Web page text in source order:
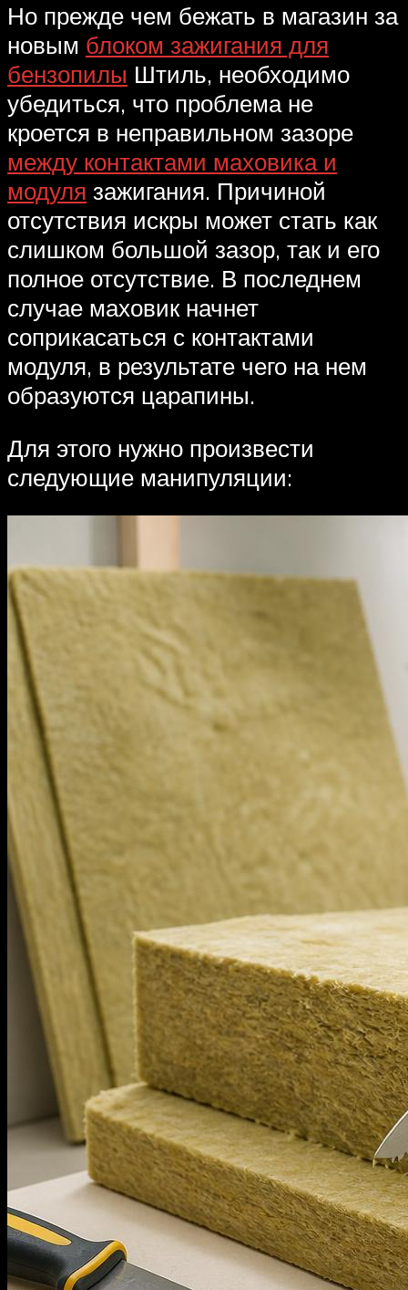
Но прежде чем бежать в магазин за
новым блоком зажигания для
бензопилы Штиль, необходимо
убедиться, что проблема не
кроется в неправильном зазоре
между контактами маховика и
модуля зажигания. Причиной
отсутствия искры может стать как
слишком большой зазор, так и его
полное отсутствие. В последнем
случае маховик начнет
соприкасаться с контактами
модуля, в результате чего на нем
образуются царапины.
Для этого нужно произвести
следующие манипуляции: